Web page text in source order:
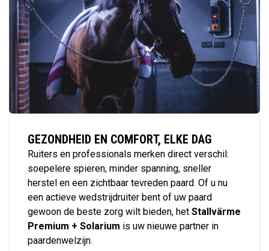
GEZONDHEID EN COMFORT, ELKE DAG
Ruiters en professionals merken direct verschil:
soepelere spieren, minder spanning, sneller
herstel en een zichtbaar tevreden paard. Of u nu
een actieve wedstrijdruiter bent of uw paard
gewoon de beste zorg wilt bieden, het Stallvärme
Premium + Solarium is uw nieuwe partner in
paardenwelzijn.